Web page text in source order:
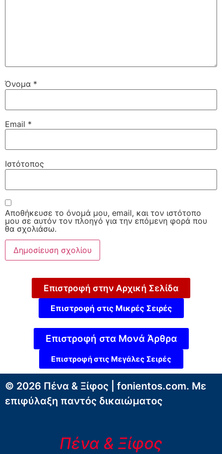
Όνομα *
Email *
Ιστότοπος
Αποθήκευσε το όνομά μου, email, και τον ιστότοπο
μου σε αυτόν τον πλοηγό για την επόμενη φορά που
θα σχολιάσω.
Επιστροφή στην Αρχική Σελίδα
Επιστροφή στις Μικρές Σειρές
Επιστροφή στα Μονά Άρθρα
Επιστροφή στις Μεγάλες Σειρές
© 2026 Πένα & Ξίφος | fonientos.com. Με
επιφύλαξη παντός δικαιώματος
Πένα & Ξίφος